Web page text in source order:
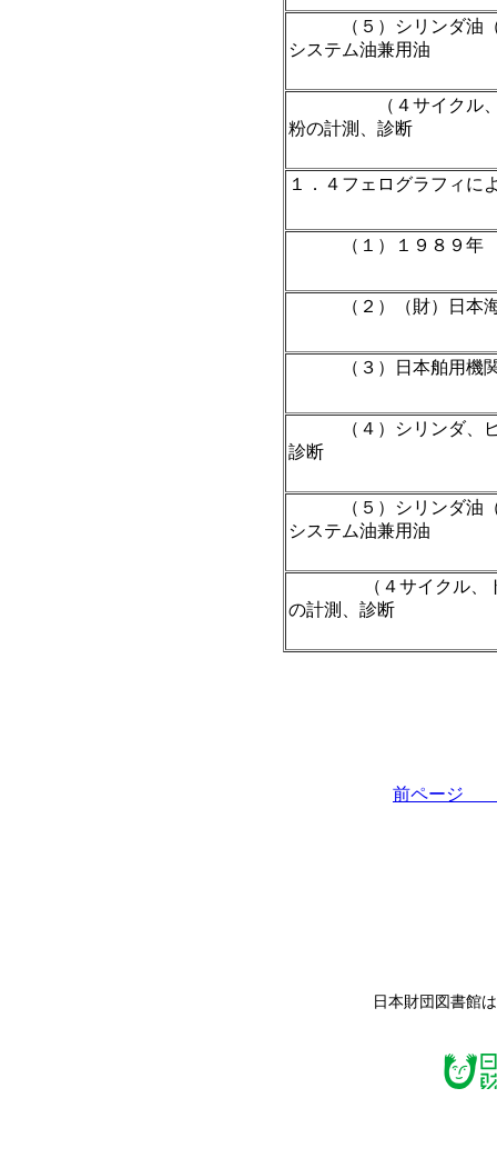
（５）シリンダ油（
システム油兼用油
（４サイクル、トラ
粉の計測、診断
１．４フェログラフィに
（１）１９８９年
（２）（財）日本海
（３）日本舶用機関
（４）シリンダ、ピ
診断
（５）シリンダ油（
システム油兼用油
（４サイクル、トラ
の計測、診断
前ペー
日本財団図書館